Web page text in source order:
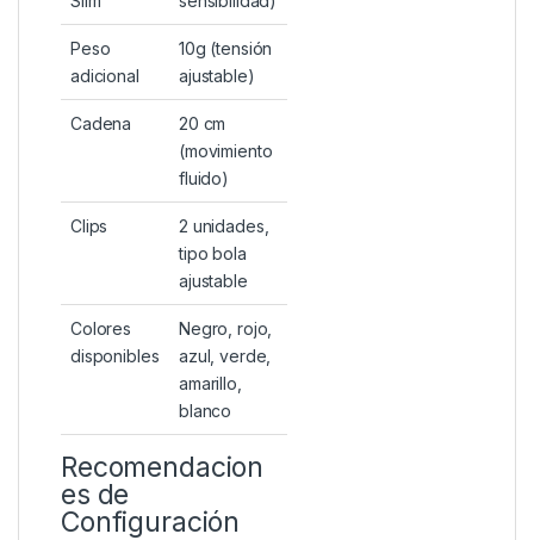
Peso
adicional
10g (tensión
ajustable)
Cadena
20 cm
(movimiento
fluido)
Clips
2 unidades,
tipo bola
ajustable
Colores
disponibles
Negro, rojo,
azul, verde,
amarillo,
blanco
Recomendacion
es de
Configuración